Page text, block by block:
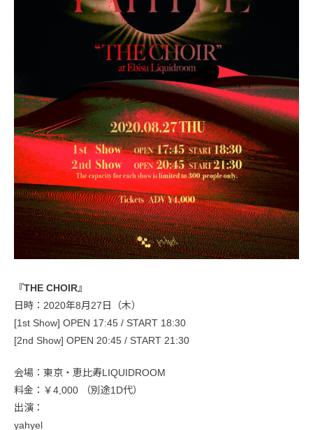
『THE CHOIR』
日時：2020年8月27日（木）
[1st Show] OPEN 17:45 / START 18:30
[2nd Show] OPEN 20:45 / START 21:30
会場：東京・恵比寿LIQUIDROOM
料金：￥4,000 （別途1D代）
出演：
yahyel